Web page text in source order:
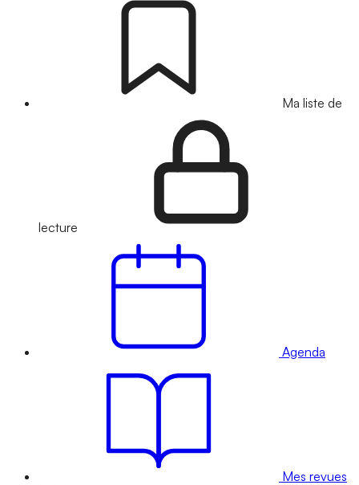
Ma liste de
lecture
Agenda
Mes revues